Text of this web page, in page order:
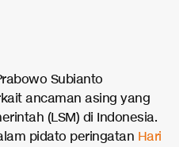
Subianto
ancaman asing yang
(LSM) di Indonesia.
pidato peringatan Hari